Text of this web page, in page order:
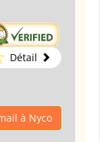
Détail
à Nyco